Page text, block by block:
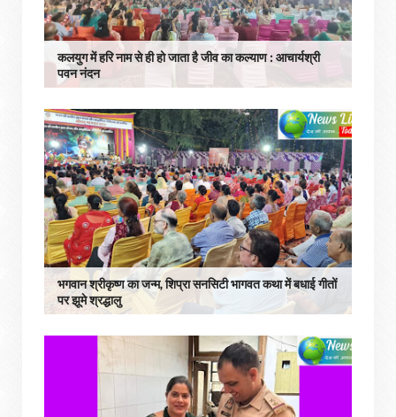
कलयुग में हरि नाम से ही हो जाता है जीव का कल्याण : आचार्यश्री
पवन नंदन
भगवान श्रीकृष्ण का जन्म, शिप्रा सनसिटी भागवत कथा में बधाई गीतों
पर झूमे श्रद्धालु